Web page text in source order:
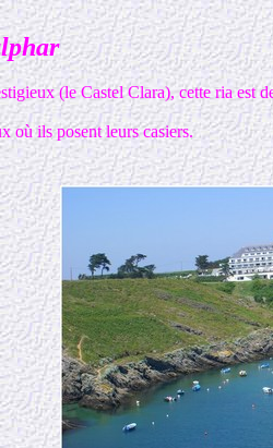
(le Castel Clara), cette ria est
où ils posent leurs casiers.